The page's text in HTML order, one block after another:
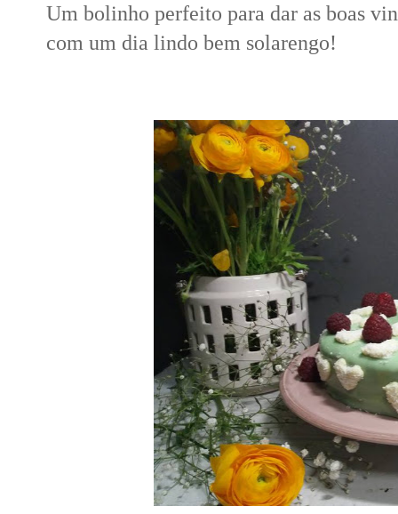
Um bolinho perfeito para dar as boas
com um dia lindo bem solarengo!